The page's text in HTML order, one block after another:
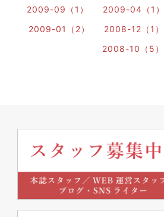
2009-09（1）
2009-04（1）
2009-01（2）
2008-12（1）
2008-10（5）